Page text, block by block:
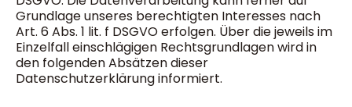
Grundlage unseres berechtigten Interesses nach
Art. 6 Abs. 1 lit. f DSGVO erfolgen. Über die jeweils im
Einzelfall einschlägigen Rechtsgrundlagen wird in
den folgenden Absätzen dieser
Datenschutzerklärung informiert.